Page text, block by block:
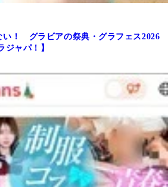
い！ グラビアの祭典・グラフェス2026
ジャパ！】